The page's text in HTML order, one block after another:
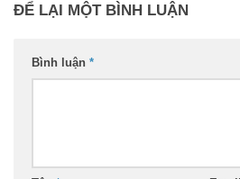
ĐỂ LẠI MỘT BÌNH LUẬN
Bình luận *